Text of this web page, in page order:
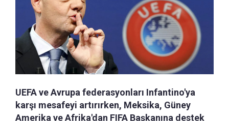
UEFA ve Avrupa federasyonları Infantino'ya
karşı mesafeyi artırırken, Meksika, Güney
Amerika ve Afrika'dan FIFA Başkanına destek